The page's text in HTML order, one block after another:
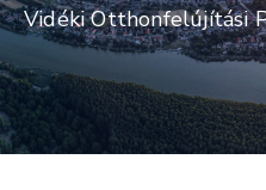
Turisztika
Választási
Információk
Események
Vidéki Otthonfelújítási